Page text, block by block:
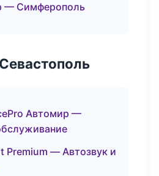
— Симферополь
Автомир —
Premium — Автозвук и